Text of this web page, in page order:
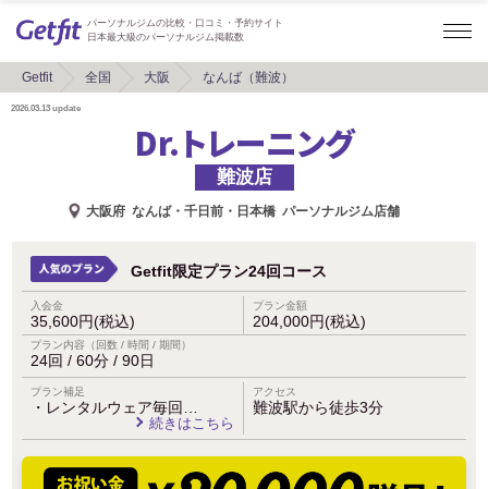
パーソナルジムの比較・口コミ・予約サイト
日本最大級のパーソナルジム掲載数
Getfit 全国 大阪 なんば（難波）
2026.03.13 update
Dr.トレーニング
難波店
大阪府 なんば・千日前・日本橋 パーソナルジム店舗
Getfit限定プラン24回コース
入会金
35,600円(税込)
プラン金額
204,000円(税込)
プラン内容（回数 / 時間 / 期間）
24回 / 60分 / 90日
プラン補足
・レンタルウェア毎回…
続きはこちら
アクセス
難波駅から徒歩3分